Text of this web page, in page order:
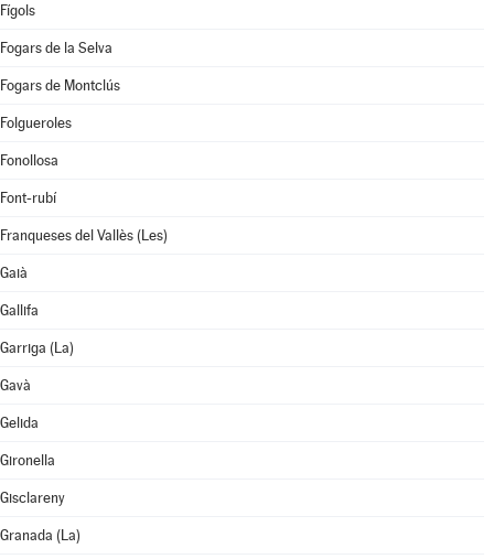
Fígols
Fogars de la Selva
Fogars de Montclús
Folgueroles
Fonollosa
Font-rubí
Franqueses del Vallès (Les)
Gaià
Gallifa
Garriga (La)
Gavà
Gelida
Gironella
Gisclareny
Granada (La)